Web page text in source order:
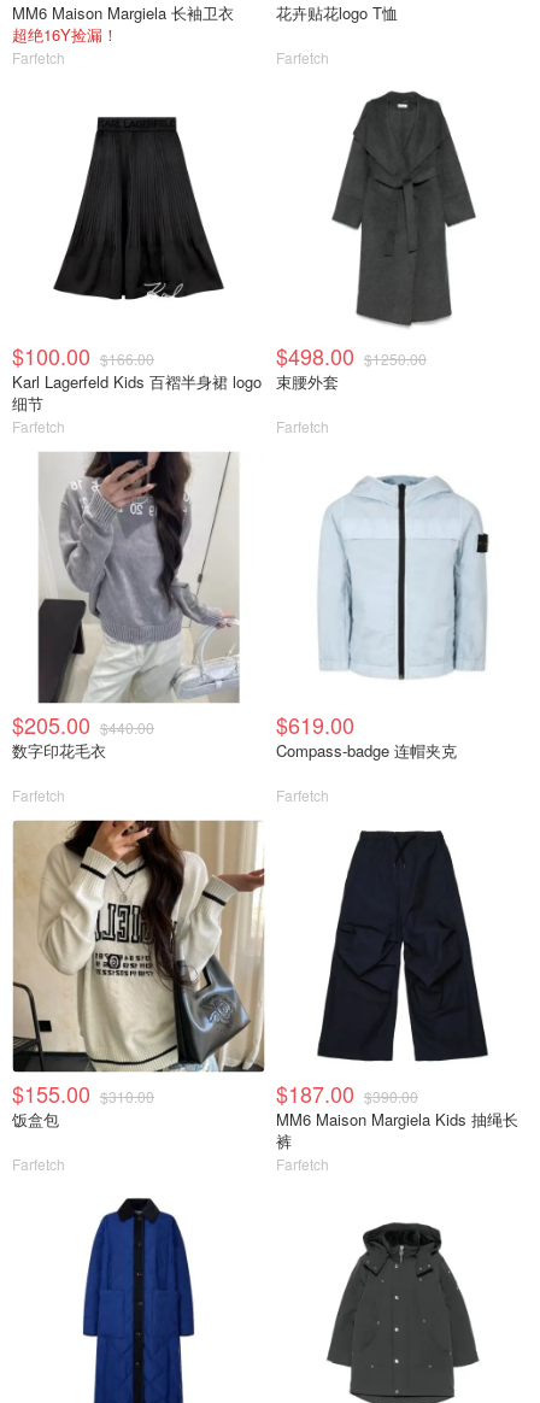
MM6 Maison Margiela 长袖卫衣
超绝16Y捡漏！
Farfetch
花卉贴花logo T恤
Farfetch
$100.00 $166.00
Karl Lagerfeld Kids 百褶半身裙 logo
细节
Farfetch
$498.00 $1250.00
束腰外套
Farfetch
$205.00 $440.00
数字印花毛衣
Farfetch
$619.00
Compass-badge 连帽夹克
Farfetch
$155.00 $310.00
饭盒包
Farfetch
$187.00 $390.00
MM6 Maison Margiela Kids 抽绳长
裤
Farfetch